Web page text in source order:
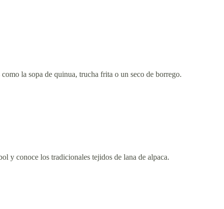
la sopa de quinua, trucha frita o un seco de borrego.
y conoce los tradicionales tejidos de lana de alpaca.